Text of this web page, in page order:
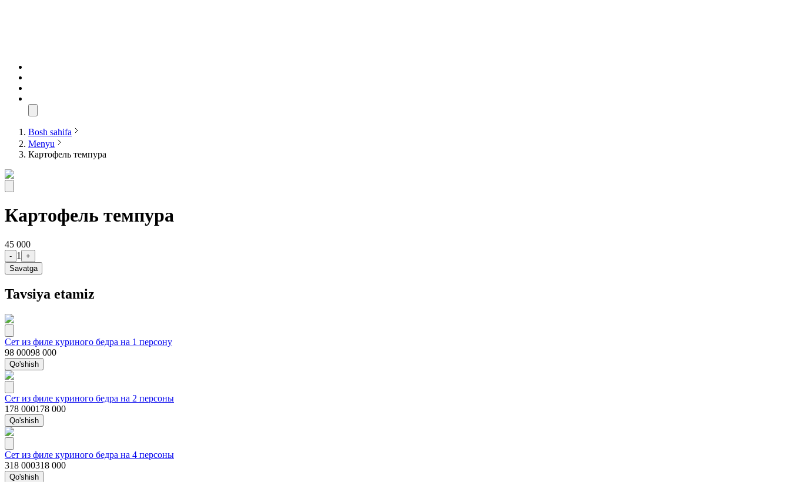
Bosh sahifa
Menyu
Картофель темпура
Картофель темпура
45 000
- 1
+
Savatga
Tavsiya etamiz
Сет из филе куриного бедра на 1 персону
98 00098 000
Qo'shish
Сет из филе куриного бедра на 2 персоны
178 000178 000
Qo'shish
Сет из филе куриного бедра на 4 персоны
318 000318 000
Qo'shish